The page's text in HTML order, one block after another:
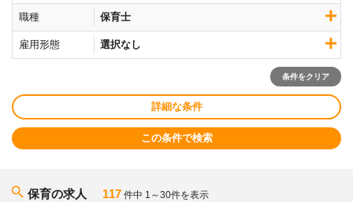
職種 保育士
雇用形態 選択なし
条件をクリア
詳細な条件
この条件で検索
保育の求人 117 件中 1～30件を表示